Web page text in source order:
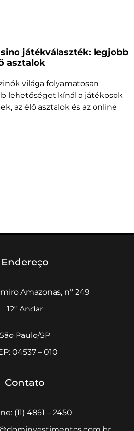
játékválaszték: legjobb
asztalok
világa folyamatosan
lehetőséget kínál a játékosok
az élő asztalok és az online
Endereço
Amazonas, nº 249
12º Andar
São Paulo/SP
04537 – 010
Contato
(11) 4861 – 2450